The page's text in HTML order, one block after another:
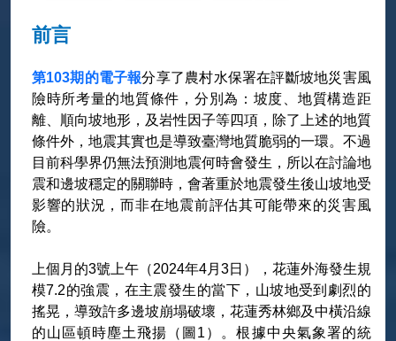
前言
第103期的電子報分享了農村水保署在評斷坡地災害風
險時所考量的地質條件，分別為：坡度、地質構造距
離、順向坡地形，及岩性因子等四項，除了上述的地質
條件外，地震其實也是導致臺灣地質脆弱的一環。不過
目前科學界仍無法預測地震何時會發生，所以在討論地
震和邊坡穩定的關聯時，會著重於地震發生後山坡地受
影響的狀況，而非在地震前評估其可能帶來的災害風
險。
上個月的3號上午（2024年4月3日），花蓮外海發生規
模7.2的強震，在主震發生的當下，山坡地受到劇烈的
搖晃，導致許多邊坡崩塌破壞，花蓮秀林鄉及中橫沿線
的山區頓時塵土飛揚（圖1）。根據中央氣象署的統